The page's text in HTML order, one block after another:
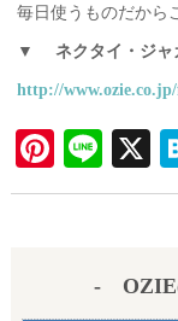
毎日使うものだから
▼ ネクタイ・ジ
http://
Pi
nt
Li
ne
X
- OZIE